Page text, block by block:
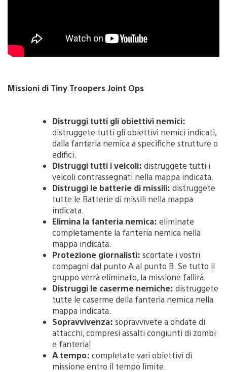
Missioni di Tiny Troopers Joint Ops
Distruggi tutti gli obiettivi nemici:
distruggete tutti gli obiettivi nemici indicati,
dalla fanteria nemica a specifiche strutture o
edifici.
Distruggi tutti i veicoli: distruggete tutti i
veicoli contrassegnati nella mappa indicata.
Distruggi le batterie di missili: distruggete
tutte le Batterie di missili nella mappa
indicata.
Elimina la fanteria nemica: eliminate
completamente la fanteria nemica nella
mappa indicata.
Protezione giornalisti: scortate i vostri
compagni dal punto A al punto B. Se tutto il
gruppo verrà eliminato, la missione fallirà.
Distruggi le caserme nemiche: distruggete
tutte le caserme della fanteria nemica nella
mappa indicata.
Sopravvivenza: sopravvivete a ondate di
attacchi, compresi assalti congiunti di zombi
e fanteria!
A tempo: completate vari obiettivi di
missione entro il tempo limite.